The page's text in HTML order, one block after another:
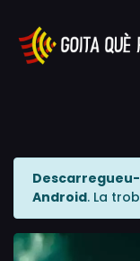
Android. La